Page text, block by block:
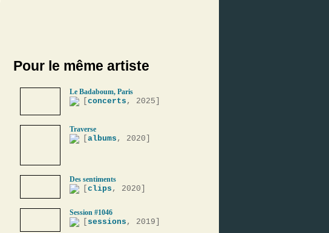
Pour le même artiste
Le Badaboum, Paris
concerts , 2025]
Traverse
albums , 2020]
Des sentiments
clips , 2020]
Session #1046
sessions , 2019]